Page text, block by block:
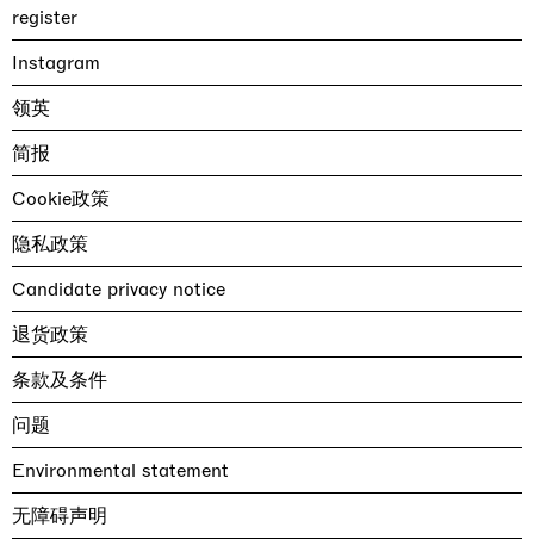
register
Instagram
领英
简报
Cookie政策
隐私政策
Candidate privacy notice
退货政策
条款及条件
问题
Environmental statement
无障碍声明